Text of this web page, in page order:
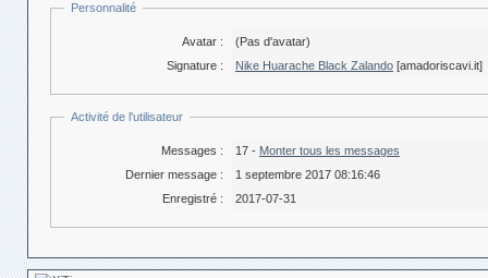
Personnalité
Avatar :
(Pas d'avatar)
Signature :
Nike Huarache Black Zalando [amadoriscavi.it]
Activité de l'utilisateur
Messages : 17 - Monter tous les messages
Dernier message :
1 septembre 2017 08:16:46
Enregistré :
2017-07-31